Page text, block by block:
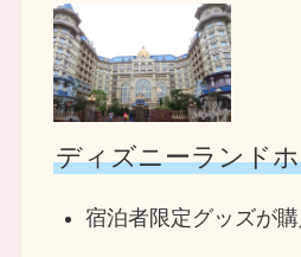
ディズニーランド
宿泊者限定グッズが